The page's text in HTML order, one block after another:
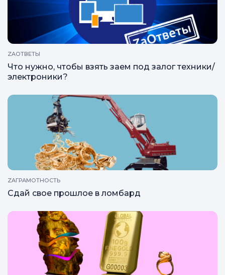
ZAОТВЕТЫ
Что нужно, чтобы взять заем под залог техники/
электроники?
ZAГРАМОТНОСТЬ
Сдай свое прошлое в ломбард